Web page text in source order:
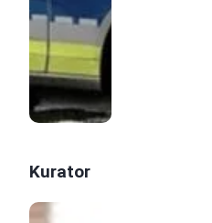
Kurator